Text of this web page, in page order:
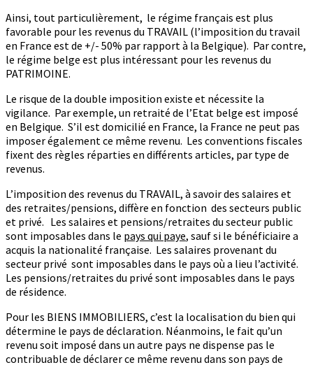
Ainsi, tout particulièrement, le régime français est plus
favorable pour les revenus du TRAVAIL (l’imposition du travail
en France est de +/- 50% par rapport à la Belgique). Par contre,
le régime belge est plus intéressant pour les revenus du
PATRIMOINE.
Le risque de la double imposition existe et nécessite la
vigilance. Par exemple, un retraité de l’Etat belge est imposé
en Belgique. S’il est domicilié en France, la France ne peut pas
imposer également ce même revenu. Les conventions fiscales
fixent des règles réparties en différents articles, par type de
revenus.
L’imposition des revenus du TRAVAIL, à savoir des salaires et
des retraites/pensions, diffère en fonction des secteurs public
et privé. Les salaires et pensions/retraites du secteur public
sont imposables dans le pays qui paye, sauf si le bénéficiaire a
acquis la nationalité française. Les salaires provenant du
secteur privé sont imposables dans le pays où a lieu l’activité.
Les pensions/retraites du privé sont imposables dans le pays
de résidence.
Pour les BIENS IMMOBILIERS, c’est la localisation du bien qui
détermine le pays de déclaration. Néanmoins, le fait qu’un
revenu soit imposé dans un autre pays ne dispense pas le
contribuable de déclarer ce même revenu dans son pays de